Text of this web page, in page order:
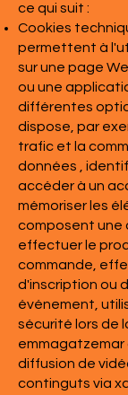
ce qui suit :
Cookies
permettent à
sur une page
ou une
différentes
dispose, par
trafic et la
données ,
accéder à un
mémoriser les
composent une
effectuer le
commande,
d'inscription ou
événement,
sécurité lors de
emmagatzemar
diffusion de
continguts via